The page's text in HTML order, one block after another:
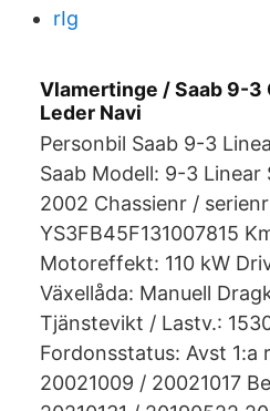
rIg
Vlamertinge / Saab 9-3
Leder Navi
Personbil Saab 9-3
Saab Modell: 9-3
2002 Chassienr /
YS3FB45F131007815
Motoreffekt: 110 kW
Växellåda: Manuell
Tjänstevikt / Lastv.:
Fordonsstatus: Avst 1:a
20021009 / 20021017